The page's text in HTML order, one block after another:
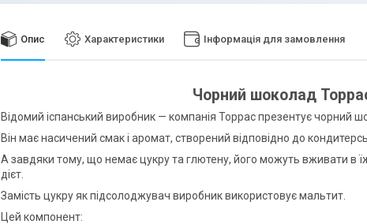
Опис Характеристики Інформація для замовлення
Чорний шоколад
Відомий іспанський виробник — компанія Торрас презентує чорний
Він має насичений смак і аромат, створений відповідно до
А завдяки тому, що немає цукру та глютену, його можуть вживати в
дієт.
Замість цукру як підсолоджувач виробник використовує мальтит.
Цей компонент: